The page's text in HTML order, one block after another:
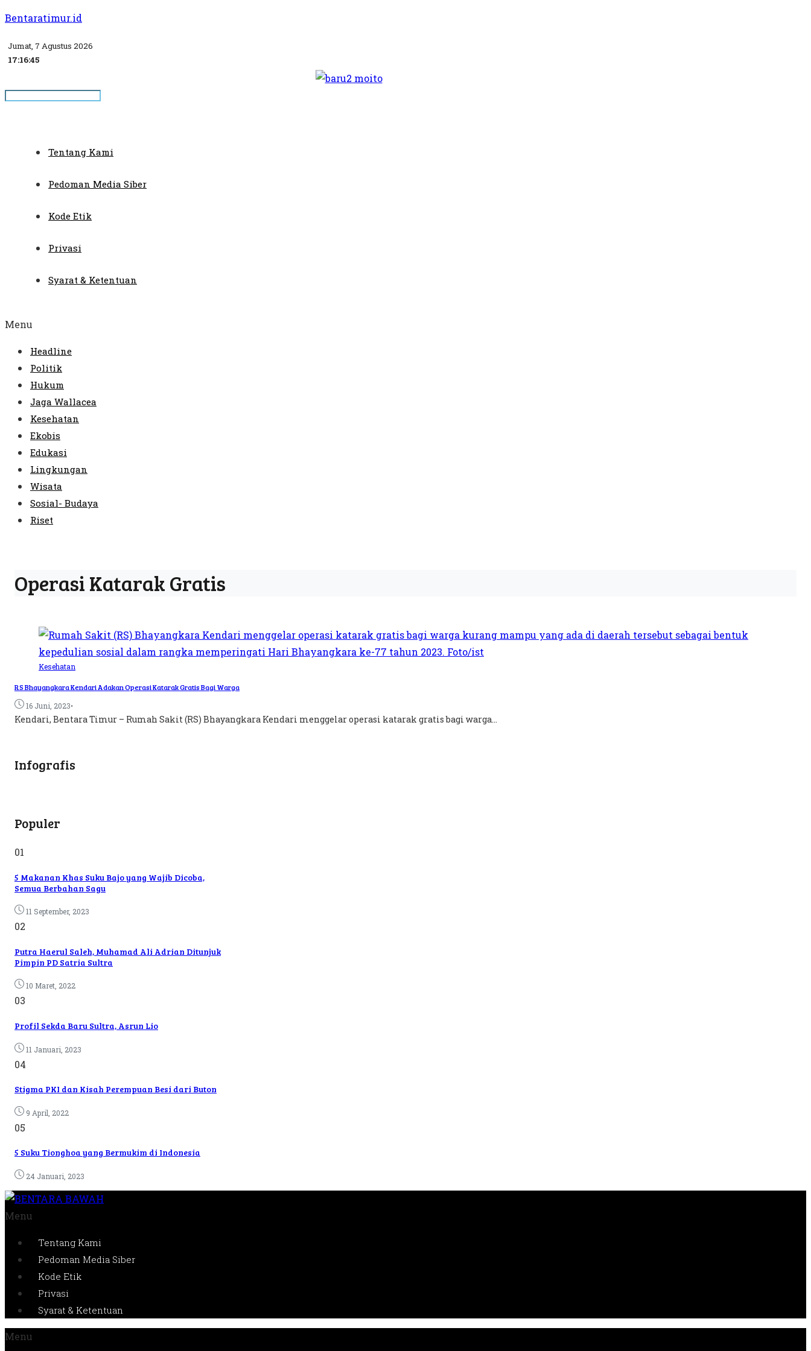
Bentaratimur.id
Jumat, 7 Agustus 2026
17:16:45
Tentang Kami
Pedoman Media Siber
Kode Etik
Privasi
Syarat & Ketentuan
Menu
Headline
Politik
Hukum
Jaga Wallacea
Kesehatan
Ekobis
Edukasi
Lingkungan
Wisata
Sosial- Budaya
Riset
Operasi Katarak Gratis
Kesehatan
RS Bhayangkara Kendari Adakan Operasi Katarak Gratis Bagi Warga
16 Juni, 2023•
Kendari, Bentara Timur – Rumah Sakit (RS) Bhayangkara Kendari menggelar operasi katarak gratis bagi warga...
Infografis
Populer
01
5 Makanan Khas Suku Bajo yang Wajib Dicoba,
Semua Berbahan Sagu
11 September, 2023
02
Putra Haerul Saleh, Muhamad Ali Adrian Ditunjuk
Pimpin PD Satria Sultra
10 Maret, 2022
03
Profil Sekda Baru Sultra, Asrun Lio
11 Januari, 2023
04
Stigma PKI dan Kisah Perempuan Besi dari Buton
9 April, 2022
05
5 Suku Tionghoa yang Bermukim di Indonesia
24 Januari, 2023
Menu
Tentang Kami
Pedoman Media Siber
Kode Etik
Privasi
Syarat & Ketentuan
Menu